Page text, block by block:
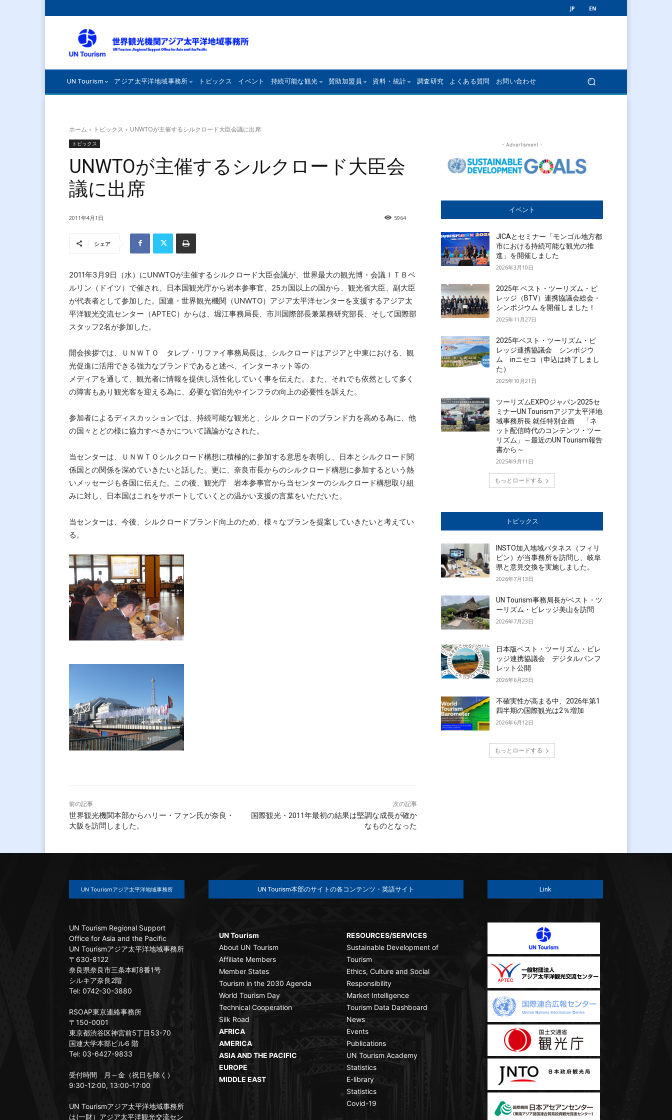
JP EN
UN Tourism アジア太平洋地域事務所 トピックス イベント 持続可能な観光 賛助加盟員 資料・統計 調査研究 よくある質問 お問い合わせ
ホーム トピックス UNWTOが主催するシルクロード大臣会議に出席
トピックス
UNWTOが主催するシルクロード大臣会
議に出席
2011年4月1日 5964
シェア
2011年3月9日（水）にUNWTOが主催するシルクロード大臣会議が、世界最大の観光博・会議ＩＴＢベ
ルリン（ドイツ）で催され、日本国観光庁から岩本参事官、25カ国以上の国から、観光省大臣、副大臣
が代表者として参加した。国連・世界観光機関（UNWTO）アジア太平洋センターを支援するアジア太
平洋観光交流センター（APTEC）からは、堀江事務局長、市川国際部長兼業務研究部長、そして国際部
スタッフ2名が参加した。
開会挨拶では、ＵＮＷＴＯ タレブ・リファイ事務局長は、シルクロードはアジアと中東における、観
光促進に活用できる強力なブランドであると述べ、インターネット等の
メディアを通して、観光者に情報を提供し活性化していく事を伝えた。また、それでも依然として多く
の障害もあり観光客を迎える為に、必要な宿泊先やインフラの向上の必要性を訴えた。
参加者によるディスカッションでは、持続可能な観光と、シル クロードのブランド力を高める為に、他
の国々とどの様に協力すべきかについて議論がなされた。
当センターは、ＵＮＷＴＯシルクロード構想に積極的に参加する意思を表明し、日本とシルクロード関
係国との関係を深めていきたいと話した。更に、奈良市長からのシルクロード構想に参加するという熱
いメッセージも各国に伝えた。この後、観光庁 岩本参事官から当センターのシルクロード構想取り組
みに対し、日本国はこれをサポートしていくとの温かい支援の言葉をいただいた。
当センターは、今後、シルクロードブランド向上のため、様々なプランを提案していきたいと考えてい
る。
前の記事
世界観光機関本部からハリー・ファン氏が奈良・
大阪を訪問しました。
次の記事
国際観光・2011年最初の結果は堅調な成長が確か
なものとなった
- Advertisment -
イベント
JICAとセミナー「モンゴル地方都
市における持続可能な観光の推
進」を開催しました
2026年3月10日
2025年 ベスト・ツーリズム・ビ
レッジ（BTV）連携協議会総会・
シンポジウム を開催しました！
2025年11月27日
2025年ベスト・ツーリズム・ビ
レッジ連携協議会 シンポジウ
ム inニセコ（申込は終了しまし
た）
2025年10月21日
ツーリズムEXPOジャパン2025セ
ミナーUN Tourismアジア太平洋地
域事務所長 就任特別企画 「ネ
ット配信時代のコンテンツ・ツー
リズム」～最近のUN Tourism報告
書から～
2025年9月11日
もっとロードする
トピックス
INSTO加入地域バタネス（フィリ
ピン）が当事務所を訪問し、岐阜
県と意見交換を実施しました。
2026年7月13日
UN Tourism事務局長がベスト・ツ
ーリズム・ビレッジ美山を訪問
2026年7月23日
日本版ベスト・ツーリズム・ビレ
ッジ連携協議会 デジタルパンフ
レット公開
2026年6月23日
不確実性が高まる中、2026年第1
四半期の国際観光は2％増加
2026年6月12日
もっとロードする
UN Tourismアジア太平洋地域事務所
UN Tourism Regional Support
Office for Asia and the Pacific
UN Tourismアジア太平洋地域事務所
〒630-8122
奈良県奈良市三条本町8番1号
シルキア奈良2階
Tel: 0742-30-3880
RSOAP東京連絡事務所
〒150-0001
東京都渋谷区神宮前5丁目53-70
国連大学本部ビル6 階
Tel: 03-6427-9833
受付時間 月～金（祝日を除く）
9:30-12:00, 13:00-17:00
UN Tourismアジア太平洋地域事務所
は(一財）アジア太平洋観光交流セン
UN Tourism本部のサイトの各コンテンツ・英語サイト
UN Tourism
About UN Tourism
Affiliate Members
Member States
Tourism in the 2030 Agenda
World Tourism Day
Technical Cooperation
Silk Road
AFRICA
AMERICA
ASIA AND THE PACIFIC
EUROPE
MIDDLE EAST
RESOURCES/SERVICES
Sustainable Development of
Tourism
Ethics, Culture and Social
Responsibility
Market Intelligence
Tourism Data Dashboard
News
Events
Publications
UN Tourism Academy
Statistics
E-library
Statistics
Covid-19
Link